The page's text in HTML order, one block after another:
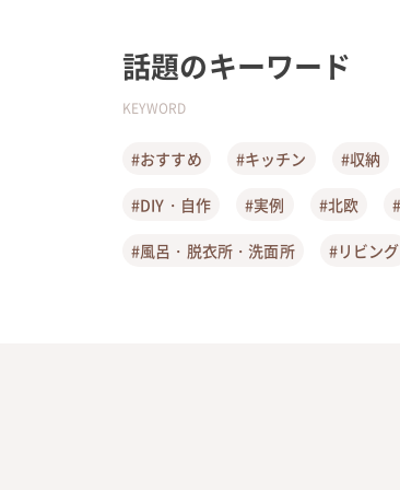
話題のキーワード
KEYWORD
#おすすめ #キッチン #収納
#DIY・自作 #実例 #北欧
#風呂・脱衣所・洗面所 #リビング